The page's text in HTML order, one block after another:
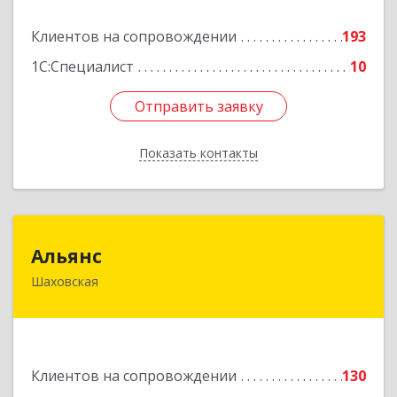
Клиентов на сопровождении
193
1С:Специалист
10
Отправить заявку
Показать контакты
Отправить заявку
Назад
Альянс
Шаховская
Клиентов на сопровождении 130
143700, Московская обл, Шаховской р-н,